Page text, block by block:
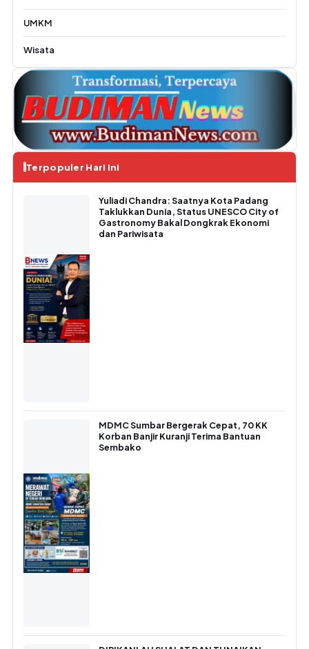
UMKM
Wisata
Terpopuler Hari Ini
Yuliadi Chandra: Saatnya Kota Padang
Taklukkan Dunia, Status UNESCO City of
Gastronomy Bakal Dongkrak Ekonomi
dan Pariwisata
MDMC Sumbar Bergerak Cepat, 70 KK
Korban Banjir Kuranji Terima Bantuan
Sembako